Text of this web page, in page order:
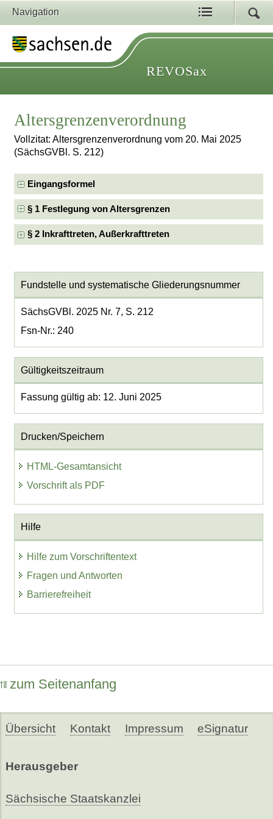
Navigation
REVOSax
Altersgrenzenverordnung
Vollzitat: Altersgrenzenverordnung vom 20. Mai 2025
(SächsGVBl. S. 212)
Eingangsformel
§ 1 Festlegung von Altersgrenzen
§ 2 Inkrafttreten, Außerkrafttreten
Fundstelle und systematische Gliederungsnummer
SächsGVBl. 2025 Nr. 7, S. 212
Fsn-Nr.: 240
Gültigkeitszeitraum
Fassung gültig ab: 12. Juni 2025
Drucken/Speichern
HTML-Gesamtansicht
Vorschrift als PDF
Hilfe
Hilfe zum Vorschriftentext
Fragen und Antworten
Barrierefreiheit
zum Seitenanfang
Übersicht Kontakt Impressum eSignatur
Herausgeber
Sächsische Staatskanzlei